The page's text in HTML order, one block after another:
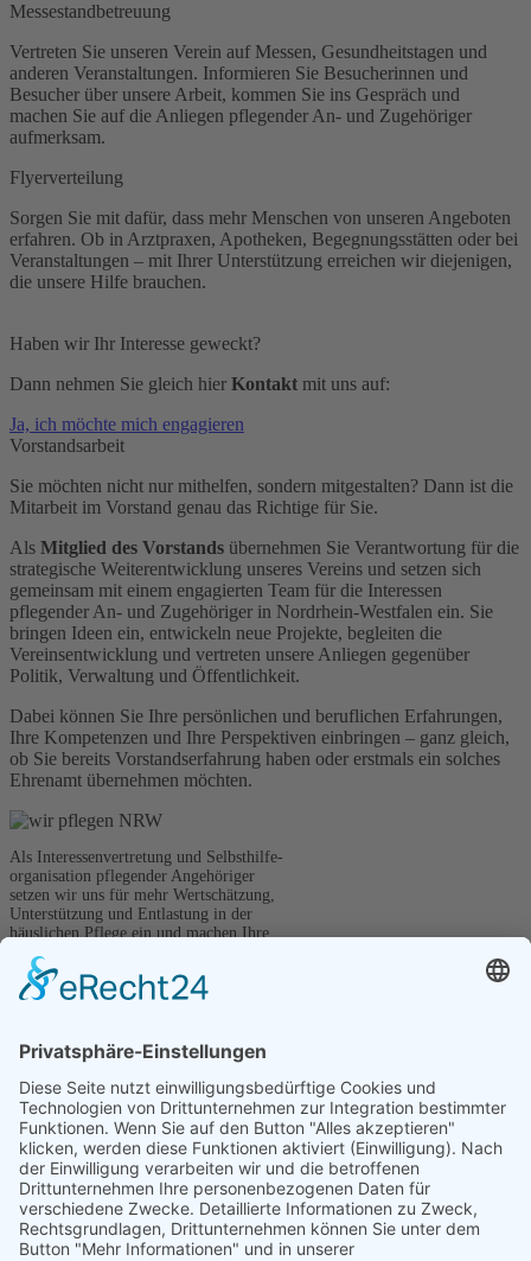
Messestandbetreuung
Vertreten Sie unseren Verein auf Messen, Gesundheitstagen und
anderen Veranstaltungen. Informieren Sie Besucherinnen und
Besucher über unsere Arbeit, kommen Sie ins Gespräch und
machen Sie auf die Anliegen pflegender An- und Zugehöriger
aufmerksam.
Flyerverteilung
Sorgen Sie mit dafür, dass mehr Menschen von unseren Angeboten
erfahren. Ob in Arztpraxen, Apotheken, Begegnungsstätten oder bei
Veranstaltungen – mit Ihrer Unterstützung erreichen wir diejenigen,
die unsere Hilfe brauchen.
Haben wir Ihr Interesse geweckt?
Dann nehmen Sie gleich hier Kontakt mit uns auf:
Ja, ich möchte mich engagieren
Vorstandsarbeit
Sie möchten nicht nur mithelfen, sondern mitgestalten? Dann ist die
Mitarbeit im Vorstand genau das Richtige für Sie.
Als Mitglied des Vorstands übernehmen Sie Verantwortung für die
strategische Weiterentwicklung unseres Vereins und setzen sich
gemeinsam mit einem engagierten Team für die Interessen
pflegender An- und Zugehöriger in Nordrhein-Westfalen ein. Sie
bringen Ideen ein, entwickeln neue Projekte, begleiten die
Vereinsentwicklung und vertreten unsere Anliegen gegenüber
Politik, Verwaltung und Öffentlichkeit.
Dabei können Sie Ihre persönlichen und beruflichen Erfahrungen,
Ihre Kompetenzen und Ihre Perspektiven einbringen – ganz gleich,
ob Sie bereits Vorstandserfahrung haben oder erstmals ein solches
Ehrenamt übernehmen möchten.
Als Interessenvertretung und Selbsthilfe-
organisation pflegender Angehöriger
setzen wir uns für mehr Wertschätzung,
Unterstützung und Entlastung in der
häuslichen Pflege ein und machen Ihre
Stimme in Politik und Gesellschaft hörbar.
Kontakt
Graf-Adolf-Straße 41
40210 Düsseldorf
0173 - 695 5756
Diese E-Mail-Adresse ist vor Spambots geschützt! Zur Anzeige muss
JavaScript eingeschaltet sein.
oder über unserKontaktformular